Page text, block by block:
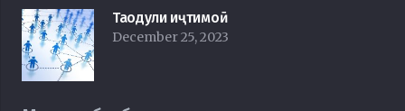
Таодули иҷтимоӣ
December 25, 2023